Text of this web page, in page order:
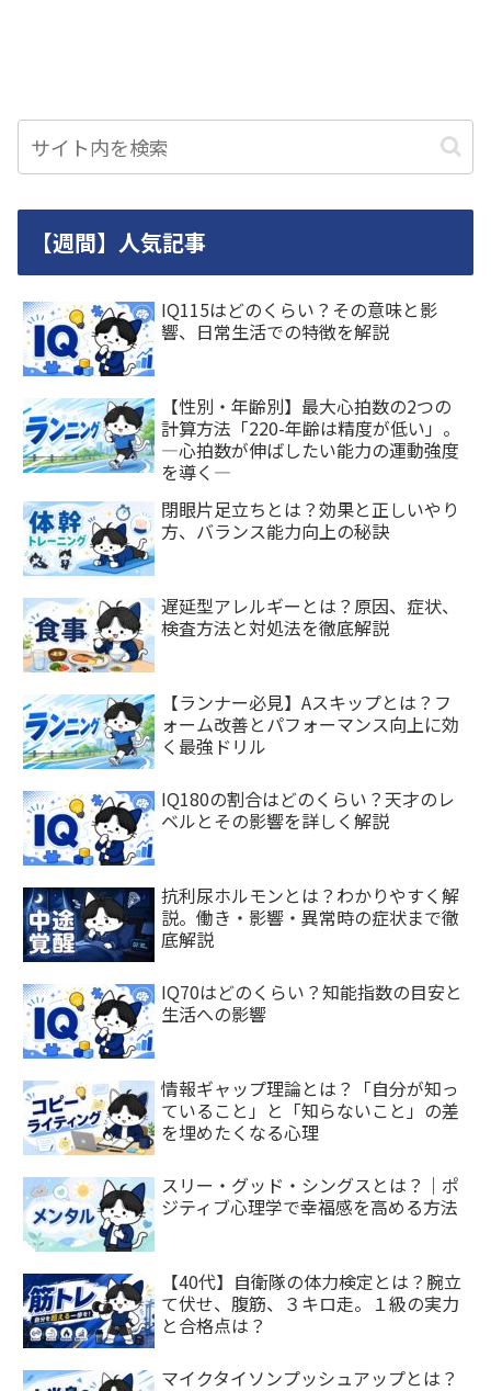
【週間】人気記事
IQ115はどのくらい？その意味と影
響、日常生活での特徴を解説
【性別・年齢別】最大心拍数の2つの
計算方法「220-年齢は精度が低い」。
―心拍数が伸ばしたい能力の運動強度
を導く―
閉眼片足立ちとは？効果と正しいやり
方、バランス能力向上の秘訣
遅延型アレルギーとは？原因、症状、
検査方法と対処法を徹底解説
【ランナー必見】Aスキップとは？フ
ォーム改善とパフォーマンス向上に効
く最強ドリル
IQ180の割合はどのくらい？天才のレ
ベルとその影響を詳しく解説
抗利尿ホルモンとは？わかりやすく解
説。働き・影響・異常時の症状まで徹
底解説
IQ70はどのくらい？知能指数の目安と
生活への影響
情報ギャップ理論とは？「自分が知っ
ていること」と「知らないこと」の差
を埋めたくなる心理
スリー・グッド・シングスとは？｜ポ
ジティブ心理学で幸福感を高める方法
【40代】自衛隊の体力検定とは？腕立
て伏せ、腹筋、３キロ走。１級の実力
と合格点は？
マイクタイソンプッシュアップとは？